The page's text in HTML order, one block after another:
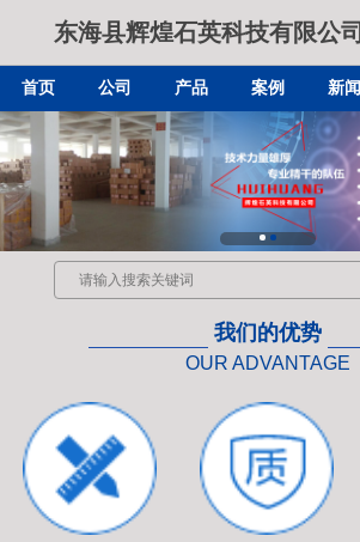
东海县辉煌石英科技有限公司
首页 公司 产品 案例 新闻
我们的优势
OUR ADVANTAGE